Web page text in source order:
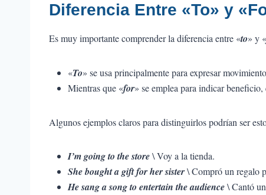
Diferencia Entre «To» y
Es muy importante comprender la diferencia entre «to» y «
«To» se usa principalmente para expresar
Mientras que «for» se emplea para indicar
Algunos ejemplos claros para distinguirlos podrían ser
I’m going to the store\ Voy a la tienda.
She bought a gift for her sister\ Compró un regalo
He sang a song to entertain the audience\ Cantó